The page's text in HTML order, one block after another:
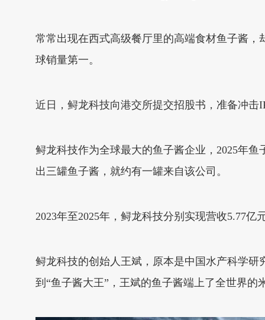
常常出现在西式高级餐厅里的高端食材鱼子酱
球销量第一。
近日，鲟龙科技向港交所提交招股书，准备冲击
鲟龙科技作为全球最大的鱼子酱企业，2025年
出三罐鱼子酱，就约有一罐来自该公司。
2023年至2025年，鲟龙科技分别实现营收5.77亿
鲟龙科技的创始人王斌，原本是中国水产科学
到“鱼子酱大王”，王斌的鱼子酱端上了全世界的